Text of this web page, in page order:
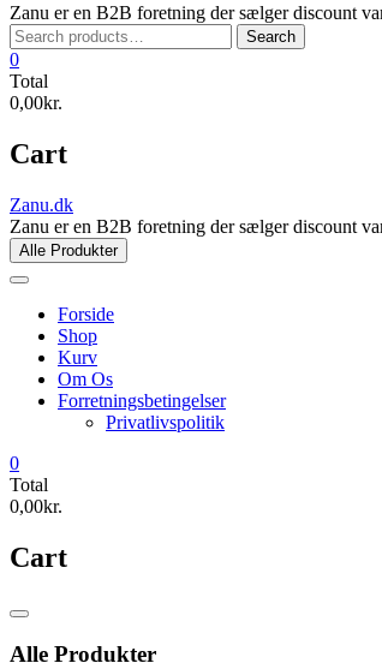
Zanu er en B2B foretning der sælger discount
Search
for:
Search
0
Total
0,00kr.
Cart
Zanu.dk
Zanu er en B2B foretning der sælger discount
Alle Produkter
Forside
Shop
Kurv
Om Os
Forretningsbetingelser
Privatlivspolitik
0
Total
0,00kr.
Cart
Catalog
Alle Produkter